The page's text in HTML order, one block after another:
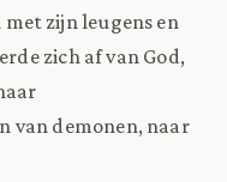
zijn leugens en
zich af van God,
van demonen, naar